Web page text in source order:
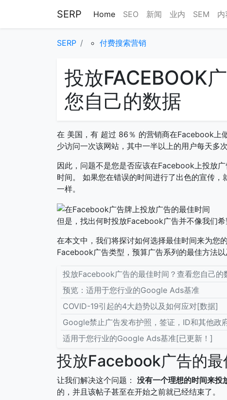
SERP Home SEO 新闻 业内 SEM 内
SERP 付费搜索营销
投放FACEBOOK
您自己的数据
在 美国，有 超过 86％ 的营销商在Facebook上
少访问一次该网站，其中一半以上的用户每天多次
因此，问题不是您是否应该在Facebook上投放
时间。 如果您在错误的时间进行了出色的宣传
一样。
但是，找出何时投放Facebook广告并不像我们希
在本文中，我们将探讨如何选择最佳时间来为您
Facebook广告类型，预算广告系列的最佳方法以
投放Facebook广告的最佳时间？查看您自己的
预览：适用于您行业的Google Ads基准
COVID-19引起的4大趋势以及如何应对[数据]
Google禁止广告发布护照，签证，ID和其他政
适用于您行业的Google Ads基准[已更新！]
投放Facebook广告的最
让我们解决这个问题： 没有一个理想的时间来
的，并且该帖子甚至在开始之前就已经结束了。